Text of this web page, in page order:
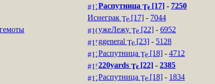
Распутница [17] - 7250
Иснеграк
[17] - 7044
ужеЛежу
[22] - 6952
ggeneral
[23] - 5128
Распутница
[18] - 4712
220yards
[22] - 2385
Распутница
[18] - 1834